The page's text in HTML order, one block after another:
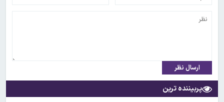
ارسال نظر
پربیننده ترین